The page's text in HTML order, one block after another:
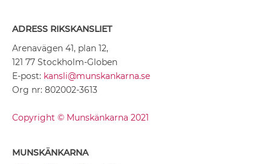
ADRESS RIKSKANSLIET
Arenavägen 41, plan 12,
121 77 Stockholm-Globen
E-post: kansli@munskankarna.se
Org nr: 802002-3613
Copyright © Munskänkarna 2021
MUNSKÄNKARNA